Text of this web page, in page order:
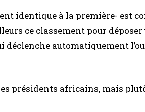
identique à la première- est
ce classement pour déposer
automatiquement
présidents africains, mais